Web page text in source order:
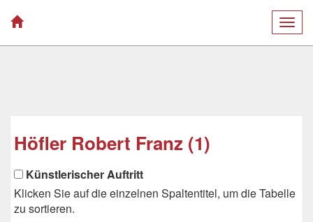
Höfler Robert Franz (1)
Künstlerischer Auftritt
Klicken Sie auf die einzelnen Spaltentitel, um die Tabelle
zu sortieren.